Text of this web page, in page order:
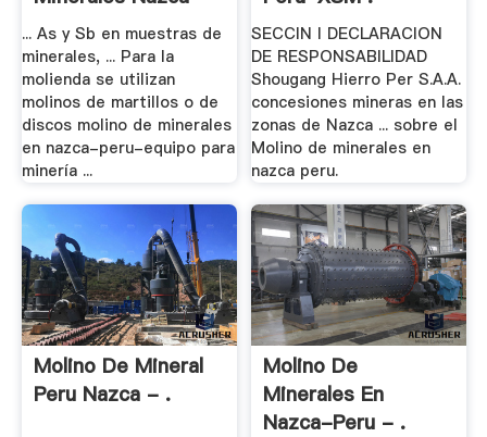
Lima Peru
... As y Sb en muestras de
minerales, ... Para la
molienda se utilizan
molinos de martillos o de
discos molino de minerales
en nazca-peru-equipo para
minería ...
SECCIN I DECLARACION
DE RESPONSABILIDAD
Shougang Hierro Per S.A.A.
concesiones mineras en las
zonas de Nazca ... sobre el
Molino de minerales en
nazca peru.
Molino De Mineral
Peru Nazca - .
Molino De
Minerales En
Nazca-Peru - .